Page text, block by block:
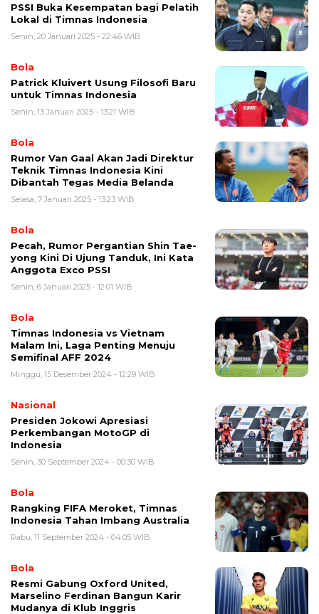
PSSI Buka Kesempatan bagi Pelatih
Lokal di Timnas Indonesia
Senin, 20 Januari 2025 - 22:46 WIB
Bola
Patrick Kluivert Usung Filosofi Baru
untuk Timnas Indonesia
Senin, 13 Januari 2025 - 13:21 WIB
Bola
Rumor Van Gaal Akan Jadi Direktur
Teknik Timnas Indonesia Kini
Dibantah Tegas Media Belanda
Selasa, 7 Januari 2025 - 13:23 WIB
Bola
Pecah, Rumor Pergantian Shin Tae-
yong Kini Di Ujung Tanduk, Ini Kata
Anggota Exco PSSI
Senin, 6 Januari 2025 - 12:01 WIB
Bola
Timnas Indonesia vs Vietnam
Malam Ini, Laga Penting Menuju
Semifinal AFF 2024
Minggu, 15 Desember 2024 - 12:29 WIB
Nasional
Presiden Jokowi Apresiasi
Perkembangan MotoGP di
Indonesia
Senin, 30 September 2024 - 00:30 WIB
Bola
Rangking FIFA Meroket, Timnas
Indonesia Tahan Imbang Australia
Rabu, 11 September 2024 - 04:05 WIB
Bola
Resmi Gabung Oxford United,
Marselino Ferdinan Bangun Karir
Mudanya di Klub Inggris